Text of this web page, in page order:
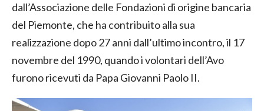
dall’Associazione delle Fondazioni di origine bancaria
del Piemonte, che ha contribuito alla sua
realizzazione dopo 27 anni dall’ultimo incontro, il 17
novembre del 1990, quando i volontari dell’Avo
furono ricevuti da Papa Giovanni Paolo II.